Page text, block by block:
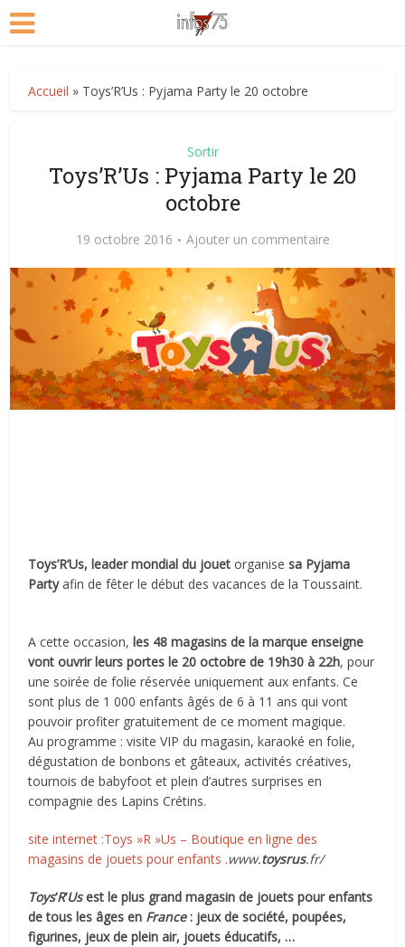
Accueil » Toys’R’Us : Pyjama Party le 20 octobre
Sortir
Toys’R’Us : Pyjama Party le 20
octobre
19 octobre 2016 Ajouter un commentaire
Toys’R’Us, leader mondial du jouet organisesa Pyjama
Partyafin de fêter le début des vacances de la Toussaint.
A cette occasion, les 48 magasins de la marque enseigne
vont ouvrir leurs portes le 20 octobre de 19h30 à 22h, pour
une soirée de folie réservée uniquement aux enfants. Ce
sont plus de 1 000 enfants âgés de 6 à 11 ans qui vont
pouvoir profiter gratuitement de ce moment magique.
Au programme : visite VIP du magasin, karaoké en folie,
dégustation de bonbons et gâteaux, activités créatives,
tournois de babyfoot et plein d’autres surprises en
compagnie des Lapins Crétins.
site internet :Toys »R »Us – Boutique en ligne des
magasins de jouets pour enfants .www.toysrus.fr/
Toys‘R‘Usest le plus grand magasin de jouets pour enfants
de tous les âges en France: jeux de société, poupées,
figurines, jeux de plein air, jouets éducatifs, …